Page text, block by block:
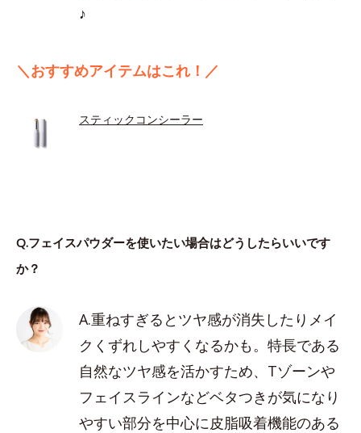
♪
＼おすすめアイテムはこれ！／
スティックコンシーラー
Q.フェイスパウダーを使いたい場合はどうしたらいいです
か？
A.重ねすぎるとツヤ感が消失したりメイ
クくずれしやすくなるかも。特長である
自然なツヤ感を活かすため、Tゾーンや
フェイスラインなどベタつきが気になり
やすい部分を中心に皮脂吸着機能のある